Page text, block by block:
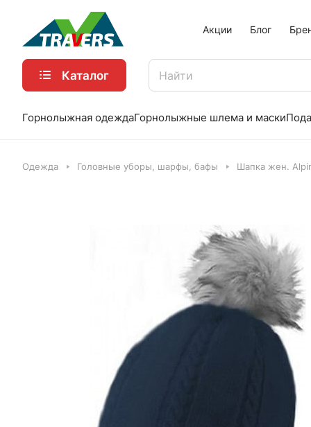
Акции Блог
Каталог
Горнолыжная одеждаГорнолыжные шлема и маски
Одежда Головные уборы, шарфы, бафы Шапка жен.